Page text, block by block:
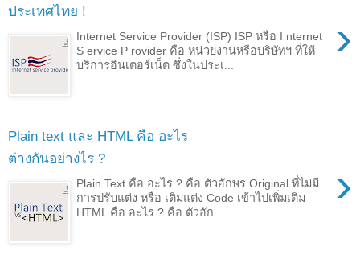
ประเทศไทย !
›
Internet Service Provider (ISP) ISP หรือ I nternet
S ervice P rovider คือ หน่วยงานหรือบริษัทฯ ที่ให้
บริการอินเตอร์เน็ต ซึ่งในประเ...
Plain text และ HTML คือ อะไร
ต่างกันอย่างไร ?
›
Plain Text คือ อะไร ? คือ ตัวอักษร Original ที่ไม่มี
การปรับแต่ง หรือ เติมแต่ง Code เข้าไปเพิ่มเติม
HTML คือ อะไร ? คือ ตัวอัก...